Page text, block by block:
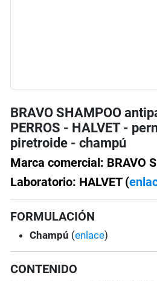
BRAVO SHAMPOO
PERROS - HALVET -
piretroide - champú
Marca comercial: BRAVO
Laboratorio: HALVET (
FORMULACIÓN
Champú (enlace)
CONTENIDO